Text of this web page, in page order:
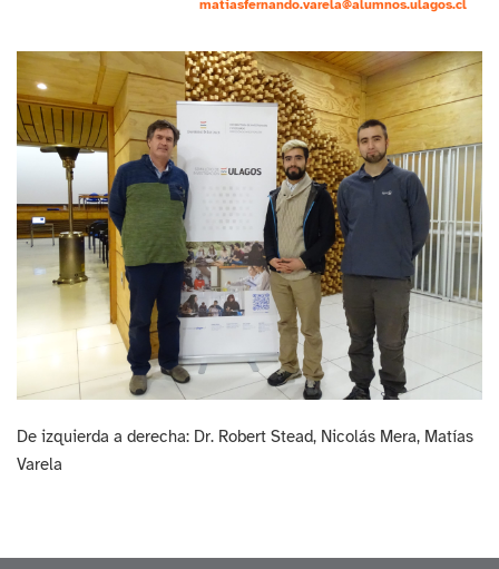
matiasfernando.varela@alumnos.ulagos.cl
De izquierda a derecha: Dr. Robert Stead, Nicolás Mera, Matías
Varela